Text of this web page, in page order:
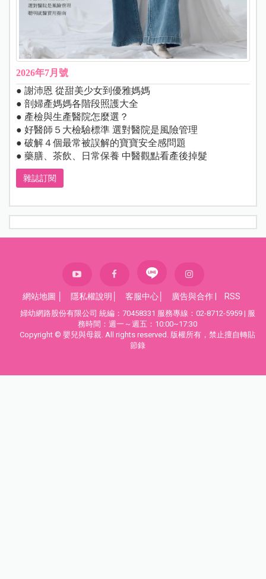
2026年7月號
● 謝沛恩 從甜美少女到優雅媽媽
● 剖婦產媽媽各階段照護大全
● 產檢與生產醫院怎麼選？
● 好醫師５大檢驗標準 選對醫院是風險管理
● 破解４個最常被誤解的寶寶安全感問題
● 藥膳、茶飲、日常保養 中醫觀點看產後掉髮
雜誌訂閱
網站地圖 隱私權說明 客服中心 廣告與合作 RSS
婦幼網路股份有限公司 統編：70458331 服務專線：02-8712-5959 | 服
務時間：週一～週五：10:00~17:30
Copyright © 嬰兒與母親. All rights reserved. 版權所有，禁止擅自轉貼
節錄